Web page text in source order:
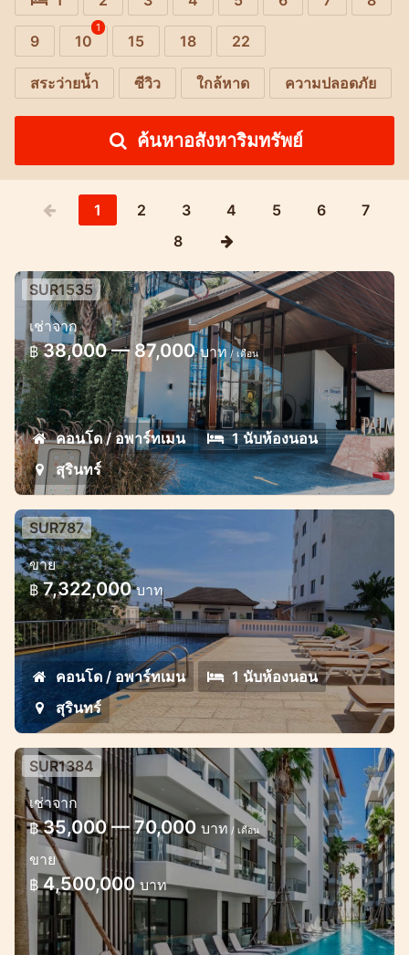
9 10
1
15 18 22
สระว่ายน้ำ ซีวิว ใกล้หาด ความปลอดภัย
ค้นหาอสังหาริมทรัพย์
1 2 3 4 5 6
7
8
ปาล์มไมราห์ สุรินทร์ 1 ห้องนอน
คอนโดทันสมัยน่ารักในสุรินทร์
SUR1535
เช่าจาก
฿ 38,000 — 87,000บาท / เดือน
คอนโด / อพาร์ทเมน
1 นับห้องนอน
สุรินทร์
คอนโดมิเนียมในสุรินทร์สามารถเดินจาก
ชายหาดได้
คอนโดมิเนียมหรูแห่งนี้ตั้งอยู่ห่างจากหาดสุรินทร์
เพียง 400 เมตร
SUR787
ขาย
฿ 7,322,000บาท
คอนโด / อพาร์ทเมน
1 นับห้องนอน
สุรินทร์
คอนโดทันสมัยในสุรินทร์
คอนโดที่ทันสมัยใน Palmyrah สุรินทร์ 300
เมตรจากชายหาด
SUR1384
เช่าจาก
฿ 35,000 — 70,000 บาท / เดือน
ขาย
฿ 4,500,000 บาท